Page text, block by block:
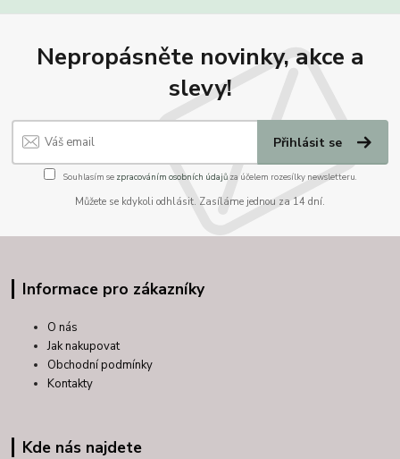
Nepropásněte novinky, akce a
slevy!
Přihlásit se
Souhlasím se zpracováním osobních údajůza účelem rozesílky newsletteru.
Můžete se kdykoli odhlásit. Zasíláme jednou za 14 dní.
Informace pro zákazníky
O nás
Jak nakupovat
Obchodní podmínky
Kontakty
Kde nás najdete